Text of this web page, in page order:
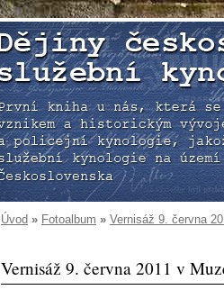
Úvod » Fotoalbum » Vernisáž 9. června
Vernisáž 9. června 2011 v